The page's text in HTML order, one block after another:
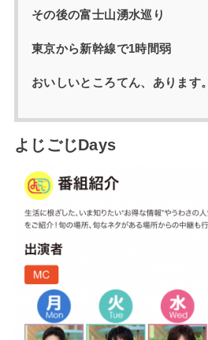
その後の富士山湧水巡り
東京から新幹線で1時間弱
おいしいところてん、あります。
よじごじDays